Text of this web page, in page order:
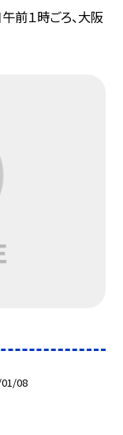
前１時ごろ、大阪
08